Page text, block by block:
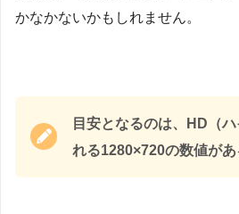
かなかないかもしれません。
目安となるのは、HD（
れる1280×720の数値があ